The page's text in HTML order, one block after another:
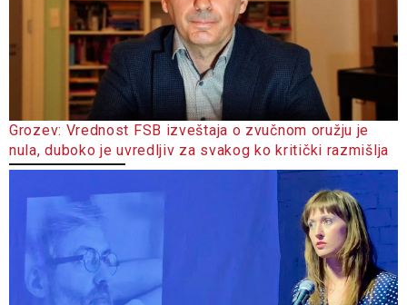
Grozev: Vrednost FSB izveštaja o zvučnom oružju je
nula, duboko je uvredljiv za svakog ko kritički razmišlja